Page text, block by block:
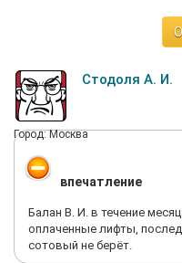
Стодоля А. И.
Город: Москва
впечатление
Балан В. И. в течение
оплаченные лифты,
сотовый не берёт.